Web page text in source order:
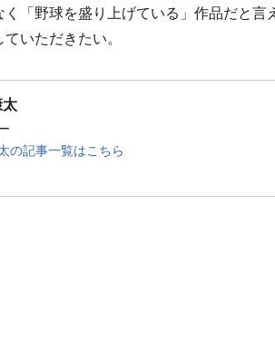
「野球を盛り上げている」作品だと言
いただきたい。
の記事一覧はこちら